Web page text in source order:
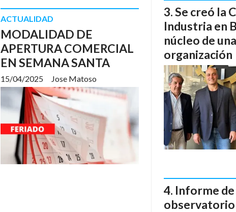
MODALIDAD DE
APERTURA COMERCIAL
EN SEMANA SANTA
Jose Matoso
ACTUALIDAD
15/04/2025
Se creó la
Industria en
núcleo de
organización
Informe